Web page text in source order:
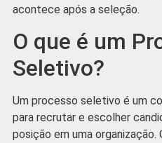
acontece após a seleção.
O que é um
Seletivo?
Um processo seletivo é um
para recrutar e escolher
posição em uma